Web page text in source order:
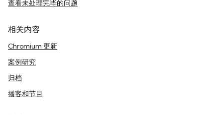
查看未处理完毕的问题
相关内容
Chromium 更新
案例研究
归档
播客和节目